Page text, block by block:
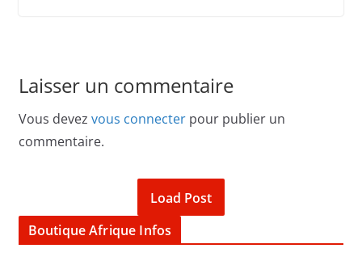
Laisser un commentaire
Vous devez vous connecterpour publier un
commentaire.
Load Post
Boutique Afrique Infos